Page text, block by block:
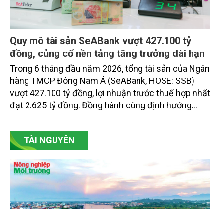
Quy mô tài sản SeABank vượt 427.100 tỷ
đồng, củng cố nền tảng tăng trưởng dài hạn
Trong 6 tháng đầu năm 2026, tổng tài sản của Ngân
hàng TMCP Đông Nam Á (SeABank, HOSE: SSB)
vượt 427.100 tỷ đồng, lợi nhuận trước thuế hợp nhất
đạt 2.625 tỷ đồng. Đồng hành cùng định hướng
SeABank tiếp tục duy trì hoạt động hiệu quả, mở
rộng tín dụng, củng cố nguồn vốn và đảm bảo các
TÀI NGUYÊN